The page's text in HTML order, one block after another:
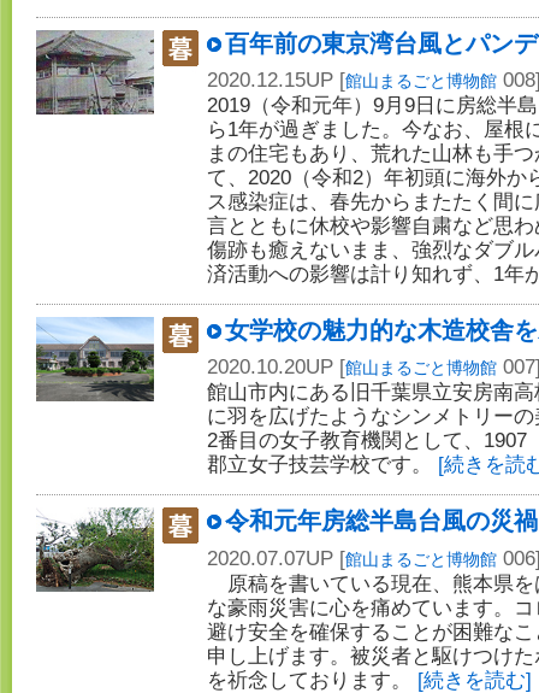
百年前の東京湾台風とパン
2020.12.15UP [館山まるごと博物館
2019（令和元年）9月9日に房総半
ら1年が過ぎました。今なお、屋根
まの住宅もあり、荒れた山林も手
て、2020（令和2）年初頭に海外か
ス感染症は、春先からまたたく間
言とともに休校や影響自粛など思
傷跡も癒えないまま、強烈なダブ
済活動への影響は計り知れず、1年
女学校の魅力的な木造校舎
2020.10.20UP [館山まるごと博物館
館山市内にある旧千葉県立安房南
に羽を広げたようなシンメトリー
2番目の女子教育機関として、1907
郡立女子技芸学校です。 [続きを読
令和元年房総半島台風の災禍
2020.07.07UP [館山まるごと博物館
原稿を書いている現在、熊本県
な豪雨災害に心を痛めています。
避け安全を確保することが困難な
申し上げます。被災者と駆けつけ
を祈念しております。 [続きを読む]